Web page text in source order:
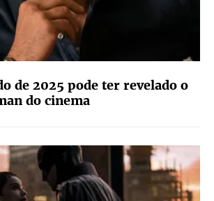
de 2025 pode ter revelado o
do cinema